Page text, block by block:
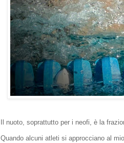
Il nuoto, soprattutto per i neofi, è la
Quando alcuni atleti si approcciano al